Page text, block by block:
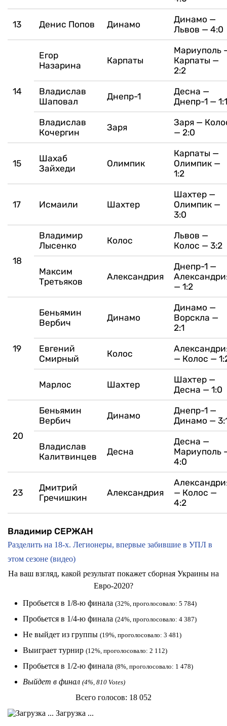
13 Денис Попов Динамо
Динамо —
Львов — 4:0
14
Егор
Назарина
Карпаты
Мариуполь
Карпаты —
2:2
Владислав
Шаповал
Днепр-1
Десна —
Днепр-1 — 1:1
Владислав
Кочергин
Заря
Заря —
— 2:0
15
Шахаб
Зайхеди
Олимпик
Карпаты —
Олимпик —
1:2
17 Исмаили Шахтер
Шахтер —
Олимпик —
3:0
18
Владимир
Лысенко
Колос
Львов —
Колос — 3:2
Максим
Третьяков
Александрия
Днепр-1 —
— 1:2
19
Беньямин
Вербич
Динамо
Динамо —
Ворскла —
2:1
Евгений
Смирный
Колос
— Колос —
Марлос Шахтер
Шахтер —
Десна — 1:0
20
Беньямин
Вербич
Динамо
Днепр-1 —
Динамо —
Владислав
Калитвинцев
Десна
Десна —
Мариуполь
4:0
23
Дмитрий
Гречишкин
Александрия
— Колос —
4:2
Владимир СЕРЖАН
Разделить на 18-х. Легионеры, впервые забившие в УПЛ в
этом сезоне (видео)
На ваш взгляд, какой результат покажет сборная Украины на
Евро-2020?
Пробьется в 1/8-ю финала (32%, проголосовало: 5 784)
Пробьется в 1/4-ю финала (24%, проголосовало: 4 387)
Не выйдет из группы (19%, проголосовало: 3 481)
Выиграет турнир (12%, проголосовало: 2 112)
Пробьется в 1/2-ю финала (8%, проголосовало: 1 478)
Выйдет в финал (4%, 810 Votes)
Всего голосов: 18 052
Загрузка ...